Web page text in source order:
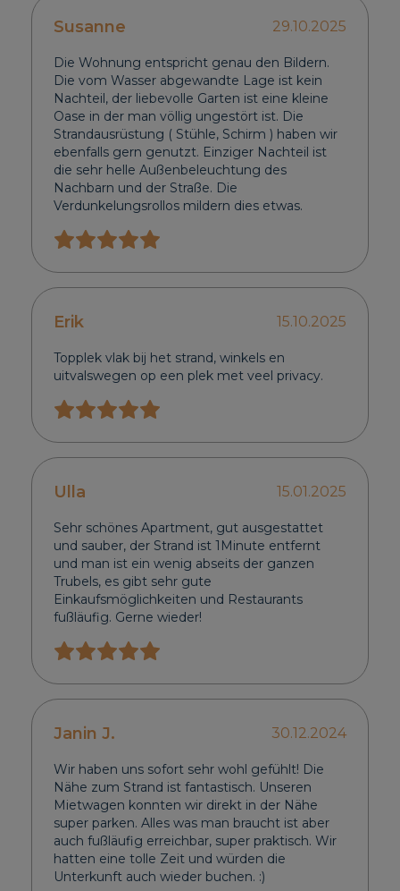
Susanne 29.10.2025
Die Wohnung entspricht genau den Bildern.
Die vom Wasser abgewandte Lage ist kein
Nachteil, der liebevolle Garten ist eine kleine
Oase in der man völlig ungestört ist. Die
Strandausrüstung ( Stühle, Schirm ) haben wir
ebenfalls gern genutzt. Einziger Nachteil ist
die sehr helle Außenbeleuchtung des
Nachbarn und der Straße. Die
Verdunkelungsrollos mildern dies etwas.
Erik 15.10.2025
Topplek vlak bij het strand, winkels en
uitvalswegen op een plek met veel privacy.
Ulla 15.01.2025
Sehr schönes Apartment, gut ausgestattet
und sauber, der Strand ist 1Minute entfernt
und man ist ein wenig abseits der ganzen
Trubels, es gibt sehr gute
Einkaufsmöglichkeiten und Restaurants
fußläufig. Gerne wieder!
Janin J. 30.12.2024
Wir haben uns sofort sehr wohl gefühlt! Die
Nähe zum Strand ist fantastisch. Unseren
Mietwagen konnten wir direkt in der Nähe
super parken. Alles was man braucht ist aber
auch fußläufig erreichbar, super praktisch. Wir
hatten eine tolle Zeit und würden die
Unterkunft auch wieder buchen. :)